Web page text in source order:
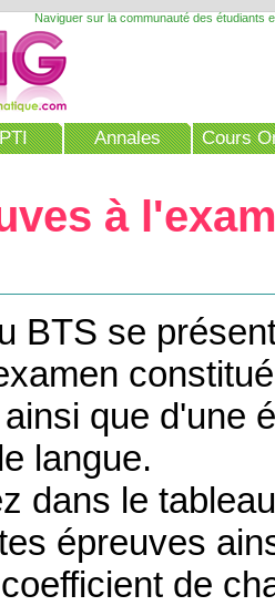
Naviguer sur la communauté des étudiants
Annales Cours
à
BTS se
que d'une
langue.
dans le
épreuves
de